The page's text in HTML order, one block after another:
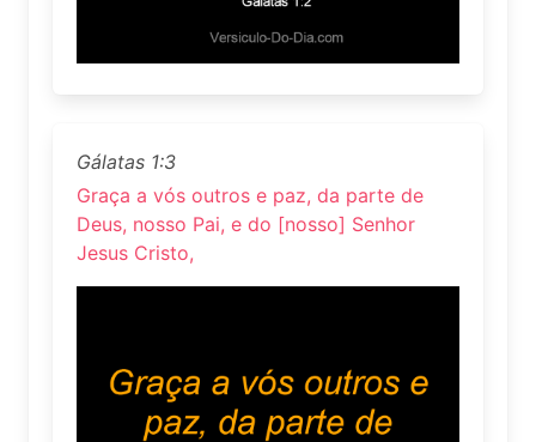
Gálatas 1:3
Graça a vós outros e paz, da parte de
Deus, nosso Pai, e do [nosso] Senhor
Jesus Cristo,